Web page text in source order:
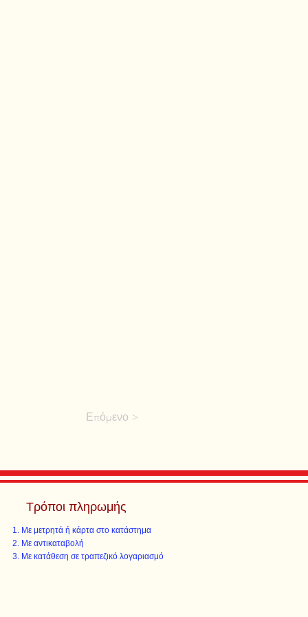
Επόμενο >
Τρόποι πληρωμής
Με μετρητά ή κάρτα στο κατάστημα
Με αντικαταβολή
Με κατάθεση σε τραπεζικό λογαριασμό